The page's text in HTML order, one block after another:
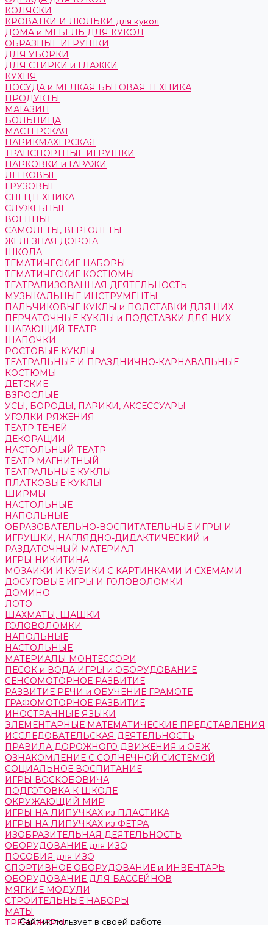
КОЛЯСКИ
КРОВАТКИ И ЛЮЛЬКИ для кукол
ДОМА и МЕБЕЛЬ ДЛЯ КУКОЛ
ОБРАЗНЫЕ ИГРУШКИ
ДЛЯ УБОРКИ
ДЛЯ СТИРКИ и ГЛАЖКИ
КУХНЯ
ПОСУДА и МЕЛКАЯ БЫТОВАЯ ТЕХНИКА
ПРОДУКТЫ
МАГАЗИН
БОЛЬНИЦА
МАСТЕРСКАЯ
ПАРИКМАХЕРСКАЯ
ТРАНСПОРТНЫЕ ИГРУШКИ
ПАРКОВКИ и ГАРАЖИ
ЛЕГКОВЫЕ
ГРУЗОВЫЕ
СПЕЦТЕХНИКА
СЛУЖЕБНЫЕ
ВОЕННЫЕ
САМОЛЕТЫ, ВЕРТОЛЕТЫ
ЖЕЛЕЗНАЯ ДОРОГА
ШКОЛА
ТЕМАТИЧЕСКИЕ НАБОРЫ
ТЕМАТИЧЕСКИЕ КОСТЮМЫ
ТЕАТРАЛИЗОВАННАЯ ДЕЯТЕЛЬНОСТЬ
МУЗЫКАЛЬНЫЕ ИНСТРУМЕНТЫ
ПАЛЬЧИКОВЫЕ КУКЛЫ и ПОДСТАВКИ ДЛЯ НИХ
ПЕРЧАТОЧНЫЕ КУКЛЫ и ПОДСТАВКИ ДЛЯ НИХ
ШАГАЮЩИЙ ТЕАТР
ШАПОЧКИ
РОСТОВЫЕ КУКЛЫ
ТЕАТРАЛЬНЫЕ И ПРАЗДНИЧНО-КАРНАВАЛЬНЫЕ
КОСТЮМЫ
ДЕТСКИЕ
ВЗРОСЛЫЕ
УСЫ, БОРОДЫ, ПАРИКИ, АКСЕССУАРЫ
УГОЛКИ РЯЖЕНИЯ
ТЕАТР ТЕНЕЙ
ДЕКОРАЦИИ
НАСТОЛЬНЫЙ ТЕАТР
ТЕАТР МАГНИТНЫЙ
ТЕАТРАЛЬНЫЕ КУКЛЫ
ПЛАТКОВЫЕ КУКЛЫ
ШИРМЫ
НАСТОЛЬНЫЕ
НАПОЛЬНЫЕ
ОБРАЗОВАТЕЛЬНО-ВОСПИТАТЕЛЬНЫЕ ИГРЫ И
ИГРУШКИ, НАГЛЯДНО-ДИДАКТИЧЕСКИЙ и
РАЗДАТОЧНЫЙ МАТЕРИАЛ
ИГРЫ НИКИТИНА
МОЗАИКИ И КУБИКИ С КАРТИНКАМИ И СХЕМАМИ
ДОСУГОВЫЕ ИГРЫ И ГОЛОВОЛОМКИ
ДОМИНО
ЛОТО
ШАХМАТЫ, ШАШКИ
ГОЛОВОЛОМКИ
НАПОЛЬНЫЕ
НАСТОЛЬНЫЕ
МАТЕРИАЛЫ МОНТЕССОРИ
ПЕСОК и ВОДА ИГРЫ и ОБОРУДОВАНИЕ
СЕНСОМОТОРНОЕ РАЗВИТИЕ
РАЗВИТИЕ РЕЧИ и ОБУЧЕНИЕ ГРАМОТЕ
ГРАФОМОТОРНОЕ РАЗВИТИЕ
ИНОСТРАННЫЕ ЯЗЫКИ
ЭЛЕМЕНТАРНЫЕ МАТЕМАТИЧЕСКИЕ ПРЕДСТАВЛЕНИЯ
ИССЛЕДОВАТЕЛЬСКАЯ ДЕЯТЕЛЬНОСТЬ
ПРАВИЛА ДОРОЖНОГО ДВИЖЕНИЯ и ОБЖ
ОЗНАКОМЛЕНИЕ С СОЛНЕЧНОЙ СИСТЕМОЙ
СОЦИАЛЬНОЕ ВОСПИТАНИЕ
ИГРЫ ВОСКОБОВИЧА
ПОДГОТОВКА К ШКОЛЕ
ОКРУЖАЮЩИЙ МИР
ИГРЫ НА ЛИПУЧКАХ из ПЛАСТИКА
ИГРЫ НА ЛИПУЧКАХ из ФЕТРА
ИЗОБРАЗИТЕЛЬНАЯ ДЕЯТЕЛЬНОСТЬ
ОБОРУДОВАНИЕ для ИЗО
ПОСОБИЯ для ИЗО
СПОРТИВНОЕ ОБОРУДОВАНИЕ и ИНВЕНТАРЬ
ОБОРУДОВАНИЕ ДЛЯ БАССЕЙНОВ
МЯГКИЕ МОДУЛИ
СТРОИТЕЛЬНЫЕ НАБОРЫ
МАТЫ
ТРЕНАЖЕРЫ
Сайт использует в своей работе